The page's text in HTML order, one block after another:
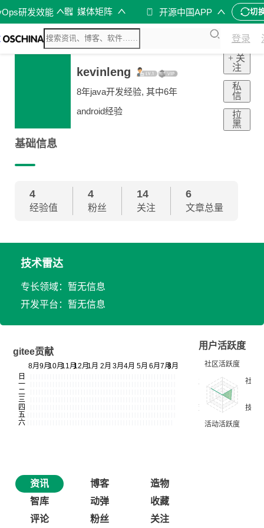
研发效能 媒体矩阵 开源中国APP 切
登录
kevinleng
8年java开发经验, 其中6年
android经验
+ 关
注
私
信
拉
黑
基础信息
4
经验值
4
粉丝
14
关注
6
文章总量
技术雷达
专长领域：暂无信息
开发平台：暂无信息
gitee贡献
用户活跃度
资讯 博客
造物
智库
动弹
收藏
评论
粉丝 关注